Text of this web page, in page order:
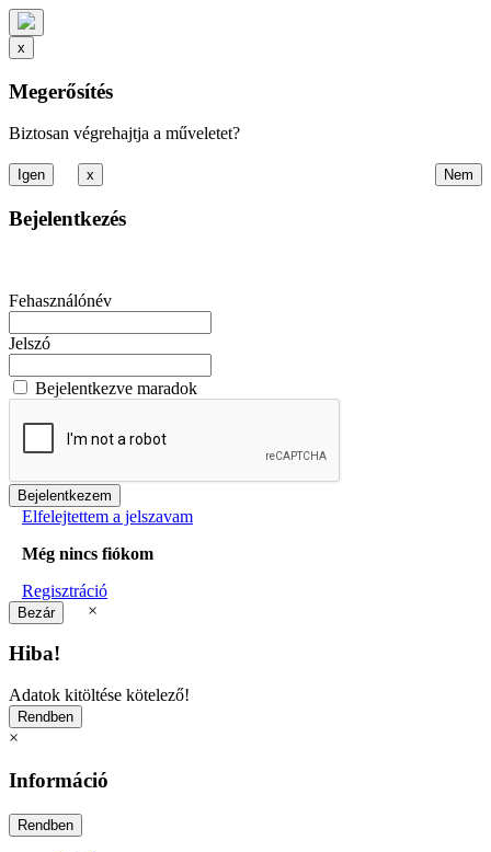
x
Megerősítés
Biztosan végrehajtja a műveletet?
x
Bejelentkezés
Fehasználónév
Jelszó
Bejelentkezve maradok
Elfelejtettem a jelszavam
Még nincs fiókom
Regisztráció
×
Hiba!
Adatok kitöltése kötelező!
×
Információ